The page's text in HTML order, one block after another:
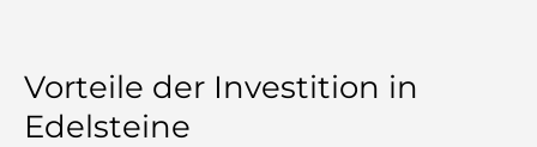
Vorteile der Investition in
Edelsteine